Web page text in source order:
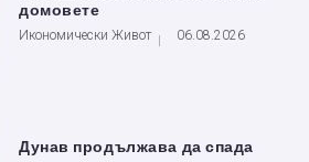
домовете
Икономически Живот 06.08.2026
Дунав продължава да спада